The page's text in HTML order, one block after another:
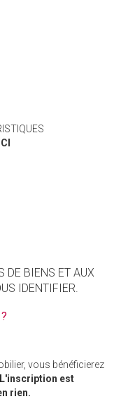
ICI
DE BIENS ET AUX
IDENTIFIER.
vous bénéficierez
L'inscription est
rien.